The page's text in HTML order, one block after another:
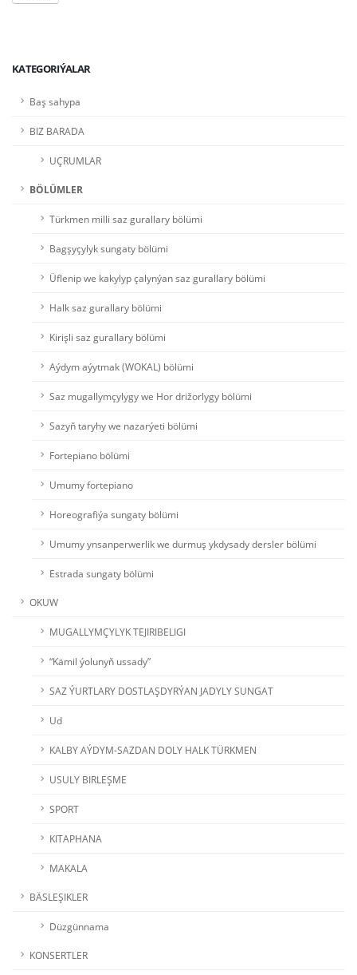
KATEGORIÝALAR
Baş sahypa
BIZ BARADA
UÇRUMLAR
BÖLÜMLER
Türkmen milli saz gurallary bölümi
Bagşyçylyk sungaty bölümi
Üflenip we kakylyp çalynýan saz gurallary bölümi
Halk saz gurallary bölümi
Kirişli saz gurallary bölümi
Aýdym aýytmak (WOKAL) bölümi
Saz mugallymçylygy we Hor drižorlygy bölümi
Sazyň taryhy we nazarýeti bölümi
Fortepiano bölümi
Umumy fortepiano
Horeografiýa sungaty bölümi
Umumy ynsanperwerlik we durmuş ykdysady dersler bölümi
Estrada sungaty bölümi
OKUW
MUGALLYMÇYLYK TEJIRIBELIGI
“Kämil ýolunyň ussady”
SAZ ÝURTLARY DOSTLAŞDYRÝAN JADYLY SUNGAT
Ud
KALBY AÝDYM-SAZDAN DOLY HALK TÜRKMEN
USULY BIRLEŞME
SPORT
KITAPHANA
MAKALA
BÄSLEŞIKLER
Düzgünnama
KONSERTLER